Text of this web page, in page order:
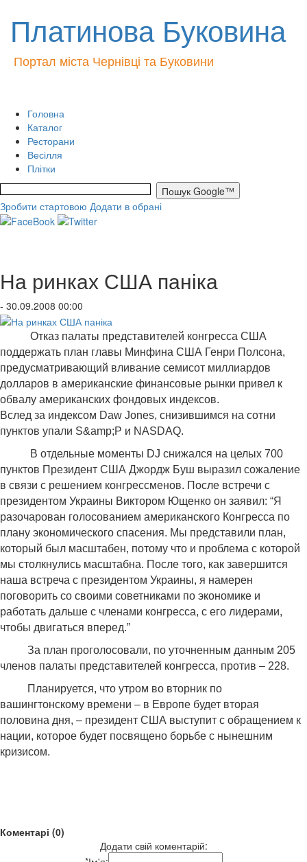
Платинова Буковина
Портал міста Чернівці та Буковини
Головна
Каталог
Ресторани
Весілля
Плітки
Зробити стартовою Додати в обрані
На ринках США паніка
- 30.09.2008 00:00
Отказ палаты представителей конгресса США
поддержать план главы Минфина США Генри Полсона,
предусматривающий вливание семисот миллиардов
долларов в американские финансовые рынки привел к
обвалу американских фондовых индексов.
Вслед за индексом Daw Jones, снизившимся на сотни
пунктов упали S&amp;P и NASDAQ.
В отдельные моменты DJ снижался на целых 700
пунктов Президент США Джордж Буш выразил сожаление
в связи с решением конгрессменов. После встречи с
президентом Украины Виктором Ющенко он заявил: “Я
разочарован голосованием американского Конгресса по
плану экономического спасения. Мы представили план,
который был масштабен, потому что и проблема с которой
мы столкнулись масштабна. После того, как завершится
наша встреча с президентом Украины, я намерен
поговорить со своими советниками по экономике и
работать дальше с членами конгресса, с его лидерами,
чтобы двигаться вперед.”
За план проголосовали, по уточненным данным 205
членов палаты представителей конгресса, против – 228.
Планируется, что утром во вторник по
вашингтонскому времени – в Европе будет вторая
половина дня, – президент США выступит с обращением к
нации, которое будет посвящено борьбе с нынешним
кризисом.
Коментарі (0)
Додати свій коментарій: